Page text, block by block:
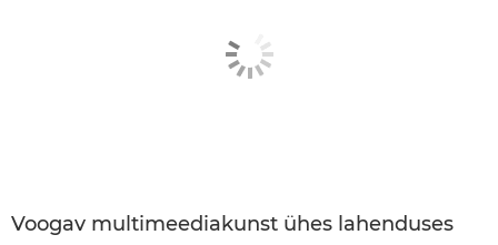
Voogav multimeediakunst ühes lahenduses